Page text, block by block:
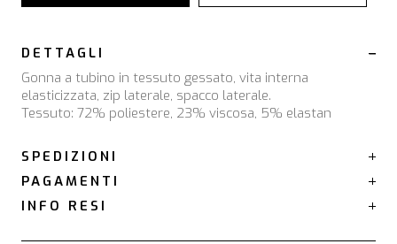
DETTAGLI
Gonna a tubino in tessuto gessato, vita interna
elasticizzata, zip laterale, spacco laterale.
Tessuto: 72% poliestere, 23% viscosa, 5% elastan
SPEDIZIONI
PAGAMENTI
INFO RESI